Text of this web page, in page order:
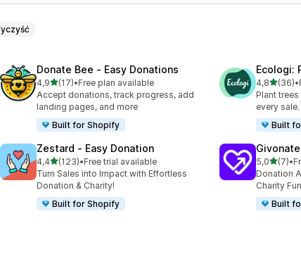
Donate Bee ‑ Easy Donations
4,9na 5 gwiazdek
(17)
Łączna liczba recenzji: 17
•Free plan available
Accept donations, track progress, add
landing pages, and more
Built for Shopify
Ecologi:
4,8na 5(36)
Łączna •
Plant
every sale.
Built
Zestard ‑ Easy Donation
4,4na 5 gwiazdek
(123)
Łączna liczba recenzji: 123
•Free trial available
Turn Sales into Impact with Effortless
Donation & Charity!
Built for Shopify
5,0na 5
(7)
Łączna •
Donation
Charity
Built